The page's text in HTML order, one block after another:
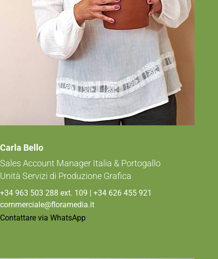
Carla Bello
Sales Account Manager Italia & Portogallo
Unità Servizi di Produzione Grafica
+34 963 503 288 ext. 109 | +34 626 455 921
commerciale@floramedia.it
Contattare via WhatsApp